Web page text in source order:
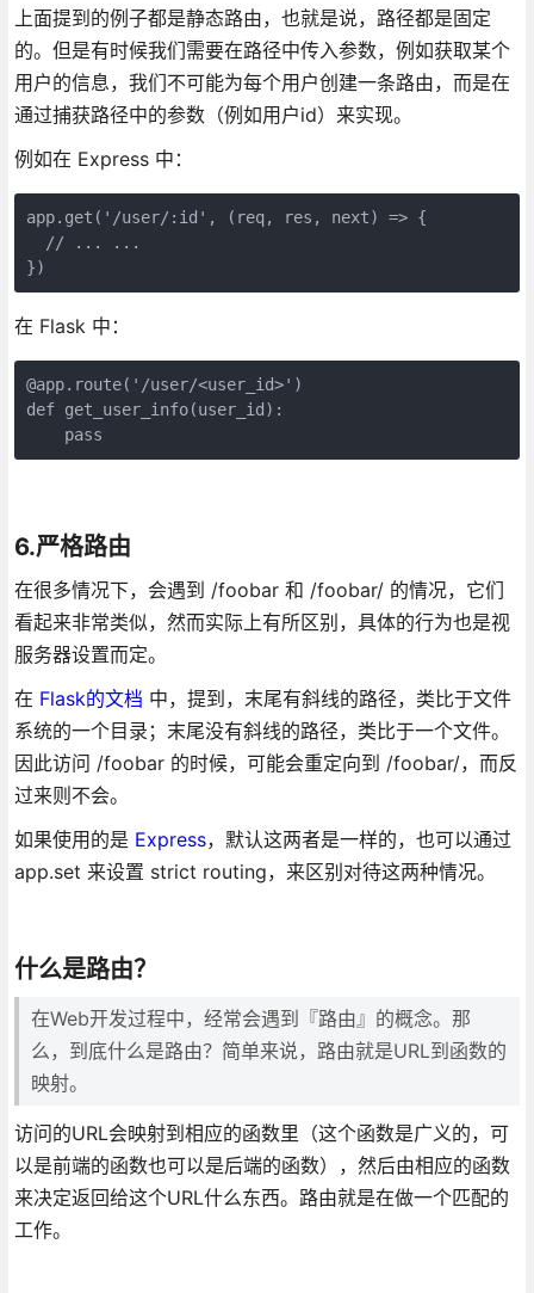
上面提到的例子都是静态路由，也就是说，路径都是固定
的。但是有时候我们需要在路径中传入参数，例如获取某个
用户的信息，我们不可能为每个用户创建一条路由，而是在
通过捕获路径中的参数（例如用户id）来实现。
例如在 Express 中：
app.get('/user/:id', (req, res, next) => {
  // ... ...
在 Flask 中：
@app.route('/user/<user_id>')
def get_user_info(user_id):
    pass
6.严格路由
在很多情况下，会遇到 /foobar 和 /foobar/ 的情况，它们
看起来非常类似，然而实际上有所区别，具体的行为也是视
服务器设置而定。
在 Flask的文档 中，提到，末尾有斜线的路径，类比于文件
系统的一个目录；末尾没有斜线的路径，类比于一个文件。
因此访问 /foobar 的时候，可能会重定向到 /foobar/，而反
过来则不会。
如果使用的是 Express，默认这两者是一样的，也可以通过
app.set 来设置 strict routing，来区别对待这两种情况。
什么是路由？
在Web开发过程中，经常会遇到『路由』的概念。那
么，到底什么是路由？简单来说，路由就是URL到函数的
映射。
访问的URL会映射到相应的函数里（这个函数是广义的，可
以是前端的函数也可以是后端的函数），然后由相应的函数
来决定返回给这个URL什么东西。路由就是在做一个匹配的
工作。